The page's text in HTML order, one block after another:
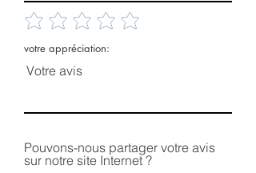
votre appréciation:
Votre avis
Pouvons-nous partager votre avis
sur notre site Internet ?